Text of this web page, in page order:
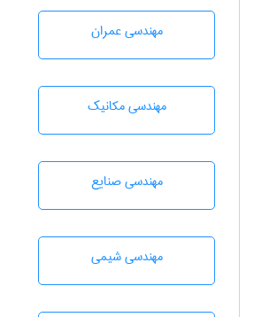
مهندسی عمران
مهندسی مکانیک
مهندسی صنايع
مهندسي شيمی